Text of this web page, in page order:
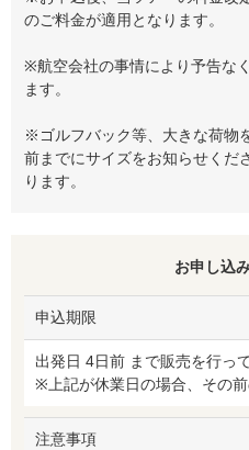
のご料金が適用となります。
※航空会社の事情により予告な
ます。
※ゴルフバック等、大きな荷物
前までにサイズをお知らせくだ
ります。
お申し込
申込期限
出発日 4日前 まで販売を行っ
※上記が休業日の場合、その前
注意事項